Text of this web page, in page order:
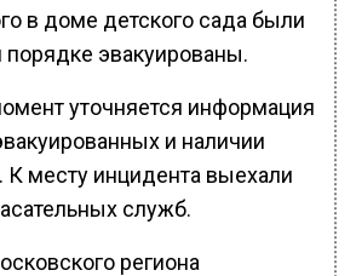
в доме детского сада были
порядке эвакуированы.
уточняется информация
и наличии
К месту инцидента выехали
служб.
региона